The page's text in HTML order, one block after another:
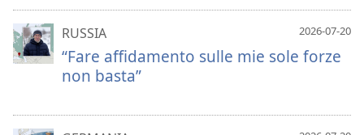
2026-07-20
RUSSIA
“Fare affidamento sulle mie sole forze
non basta”